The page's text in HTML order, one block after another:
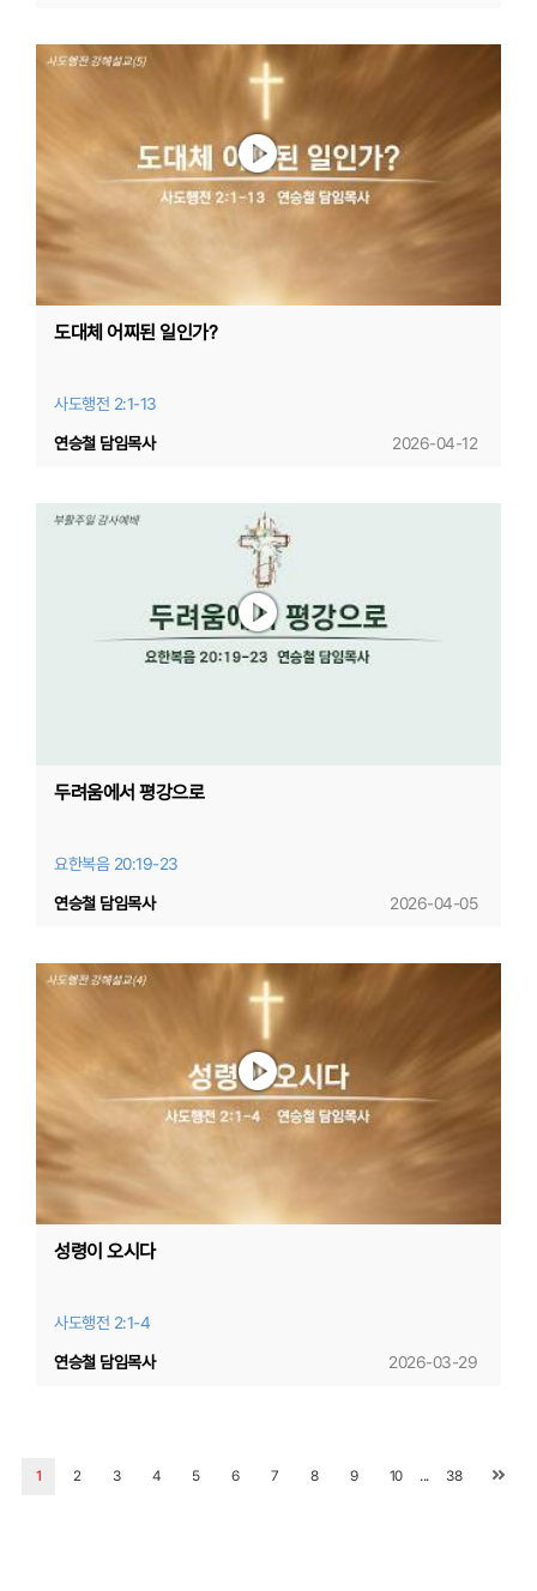
도대체 어찌된 일인가?
사도행전 2:1-13
2026-04-12
연승철 담임목사
두려움에서 평강으로
요한복음 20:19-23
2026-04-05
연승철 담임목사
성령이 오시다
사도행전 2:1-4
2026-03-29
연승철 담임목사
1 2 3 4 5 6 7 8 9 10 ... 38